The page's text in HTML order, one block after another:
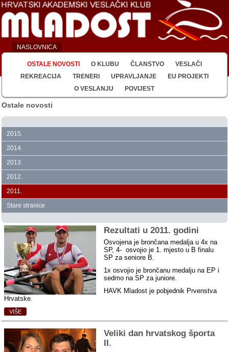
NASLOVNICA
OSTALE NOVOSTI O KLUBU ČLANSTVO
VESLAČI
REKREACIJA
TRENERI UPRAVLJANJE
EU PROJEKTI
O VESLANJU
POVIJEST
Ostale novosti
2015.
2014.
2013.
2012.
2011.
Stare stranice
Rezultati u 2011. godini
Osvojena je brončana medalja u 4x na
SP, 4- osvojio je 1. mjesto u B finalu
SP za seniore B.
1x osvojio je brončanu medalju na EP i
sedmo na SP za juniore.
HAVK Mladost je pobjednik Prvenstva
Hrvatske.
VIŠE
Veliki dan hrvatskog športa
II.